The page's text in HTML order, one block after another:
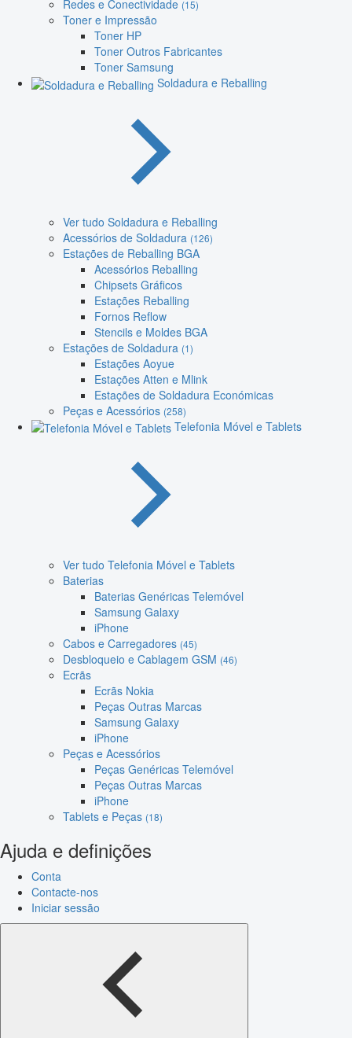
Redes e Conectividade (15)
Toner e Impressão
Toner HP
Toner Outros Fabricantes
Toner Samsung
Soldadura e Reballing
Ver tudo Soldadura e Reballing
Acessórios de Soldadura (126)
Estações de Reballing BGA
Acessórios Reballing
Chipsets Gráficos
Estações Reballing
Fornos Reflow
Stencils e Moldes BGA
Estações de Soldadura (1)
Estações Aoyue
Estações Atten e Mlink
Estações de Soldadura Económicas
Peças e Acessórios (258)
Telefonia Móvel e Tablets
Ver tudo Telefonia Móvel e Tablets
Baterias
Baterias Genéricas Telemóvel
Samsung Galaxy
iPhone
Cabos e Carregadores (45)
Desbloqueio e Cablagem GSM (46)
Ecrãs
Ecrãs Nokia
Peças Outras Marcas
Samsung Galaxy
iPhone
Peças e Acessórios
Peças Genéricas Telemóvel
Peças Outras Marcas
iPhone
Tablets e Peças (18)
Ajuda e definições
Conta
Contacte-nos
Iniciar sessão